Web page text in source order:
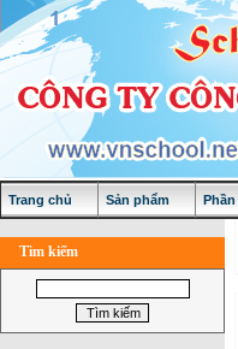
Trang chủ Sản phẩm
Tìm kiếm